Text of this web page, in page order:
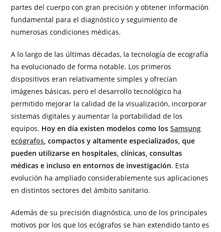
partes del cuerpo con gran precisión y obtener información
fundamental para el diagnóstico y seguimiento de
numerosas condiciones médicas.
A lo largo de las últimas décadas, la tecnología de ecografía
ha evolucionado de forma notable. Los primeros
dispositivos eran relativamente simples y ofrecían
imágenes básicas, pero el desarrollo tecnológico ha
permitido mejorar la calidad de la visualización, incorporar
sistemas digitales y aumentar la portabilidad de los
equipos. Hoy en día existen modelos como losSamsung
ecógrafos, compactos y altamente especializados, que
pueden utilizarse en hospitales, clínicas, consultas
médicas e incluso en entornos de investigación. Esta
evolución ha ampliado considerablemente sus aplicaciones
en distintos sectores del ámbito sanitario.
Además de su precisión diagnóstica, uno de los principales
motivos por los que los ecógrafos se han extendido tanto es